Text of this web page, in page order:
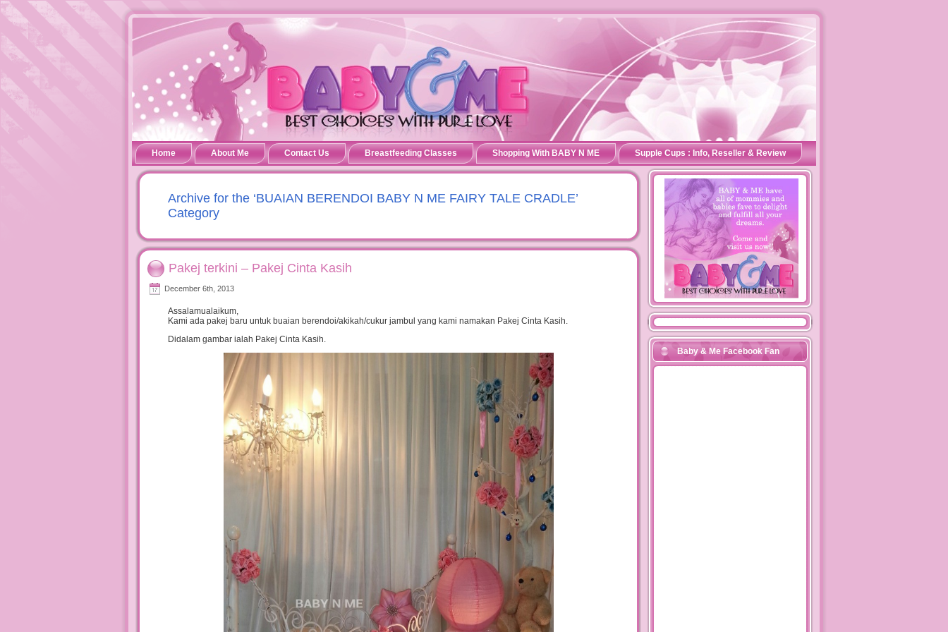
Home About Me Contact Us Breastfeeding Classes Shopping With BABY N ME Supple Cups : Info, Reseller & Review
Archive for the ‘BUAIAN BERENDOI BABY N ME FAIRY TALE CRADLE’
Category
Pakej terkini – Pakej Cinta Kasih
December 6th, 2013
Assalamualaikum,
Kami ada pakej baru untuk buaian berendoi/akikah/cukur jambul yang kami namakan Pakej Cinta Kasih.
Didalam gambar ialah Pakej Cinta Kasih.
Baby & Me Facebook Fan